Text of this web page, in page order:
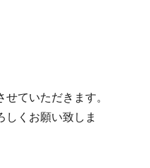
ていただきます。
くお願い致しま